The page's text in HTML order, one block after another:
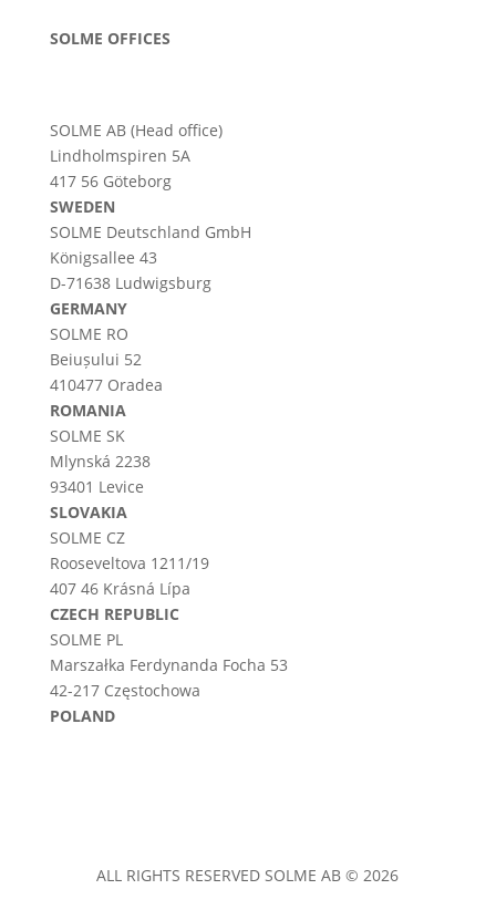
SOLME OFFICES
SOLME AB (Head office)
Lindholmspiren 5A
417 56 Göteborg
SWEDEN
SOLME Deutschland GmbH
Königsallee 43
D-71638 Ludwigsburg
GERMANY
SOLME RO
Beiușului 52
410477 Oradea
ROMANIA
SOLME SK
Mlynská 2238
93401 Levice
SLOVAKIA
SOLME CZ
Rooseveltova 1211/19
407 46 Krásná Lípa
CZECH REPUBLIC
SOLME PL
Marszałka Ferdynanda Focha 53
42-217 Częstochowa
POLAND
ALL RIGHTS RESERVED SOLME AB © 2026